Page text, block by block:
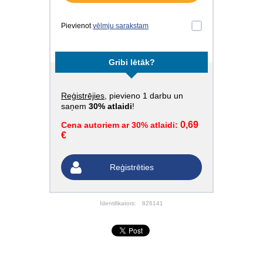
Pievienotvēlmju sarakstam
Gribi lētāk?
Reģistrējies , pievieno 1 darbu un
saņem 30% atlaidi!
Cena autoriem ar 30% atlaidi: 0,69
€
Reģistrēties
Identifikators: 826141